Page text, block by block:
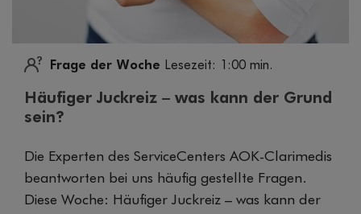
Frage der Woche Lesezeit: 1:00 min.
Häufiger Juckreiz – was kann der Grund
sein?
Die Experten des ServiceCenters AOK-Clarimedis
beantworten bei uns häufig gestellte Fragen.
Diese Woche: Häufiger Juckreiz – was kann der